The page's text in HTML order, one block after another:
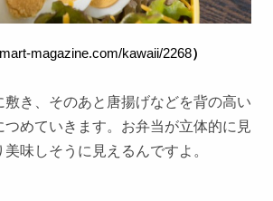
magazine.com/kawaii/2268）
敷き、そのあと唐揚げなどを背の高い
つめていきます。お弁当が立体的に見
味しそうに見えるんですよ。